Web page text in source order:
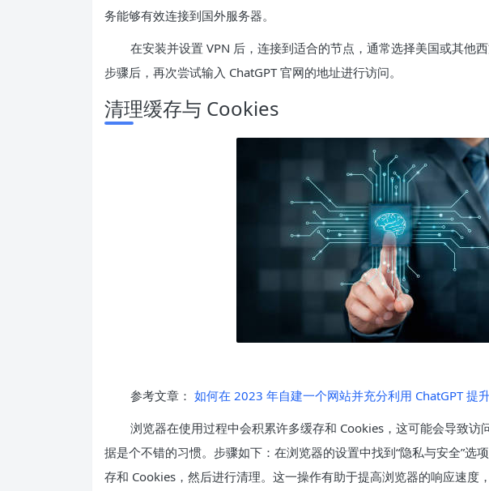
务能够有效连接到国外服务器。
在安装并设置 VPN 后，连接到适合的节点，通常选择美国或其他
步骤后，再次尝试输入 ChatGPT 官网的地址进行访问。
清理缓存与 Cookies
参考文章： 如何在 2023 年自建一个网站并充分利用 ChatGPT 提
浏览器在使用过程中会积累许多缓存和 Cookies，这可能会导致访
据是个不错的习惯。步骤如下：在浏览器的设置中找到“隐私与安全”选
存和 Cookies，然后进行清理。这一操作有助于提高浏览器的响应速度